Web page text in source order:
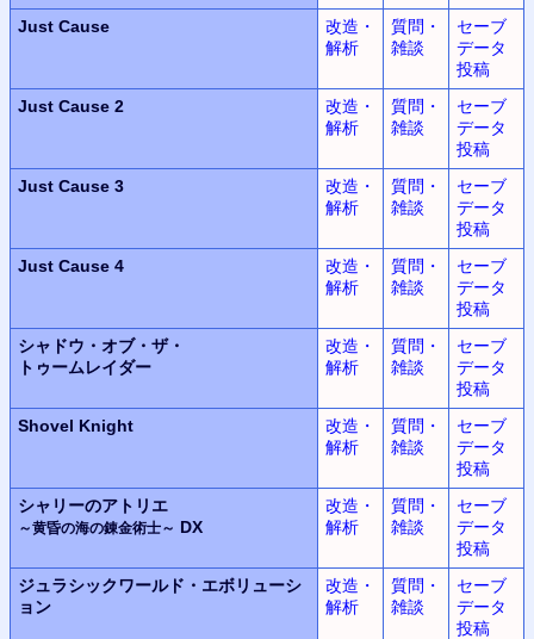
Just Cause
改造・
解析
質問・
雑談
セーブ
データ
投稿
Just Cause 2
改造・
解析
質問・
雑談
セーブ
データ
投稿
Just Cause 3
改造・
解析
質問・
雑談
セーブ
データ
投稿
Just Cause 4
改造・
解析
質問・
雑談
セーブ
データ
投稿
シャドウ・オブ・ザ・
トゥームレイダー
改造・
解析
質問・
雑談
セーブ
データ
投稿
Shovel Knight
改造・
解析
質問・
雑談
セーブ
データ
投稿
シャリーのアトリエ
～黄昏の海の錬金術士～ DX
改造・
解析
質問・
雑談
セーブ
データ
投稿
ジュラシックワールド・エボリューシ
ョン
改造・
解析
質問・
雑談
セーブ
データ
投稿